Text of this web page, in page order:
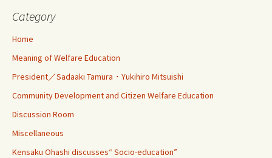
Category
Home
Meaning of Welfare Education
President／Sadaaki Tamura・Yukihiro Mitsuishi
Community Development and Citizen Welfare Education
Discussion Room
Miscellaneous
Kensaku Ohashi discusses“ Socio-education”